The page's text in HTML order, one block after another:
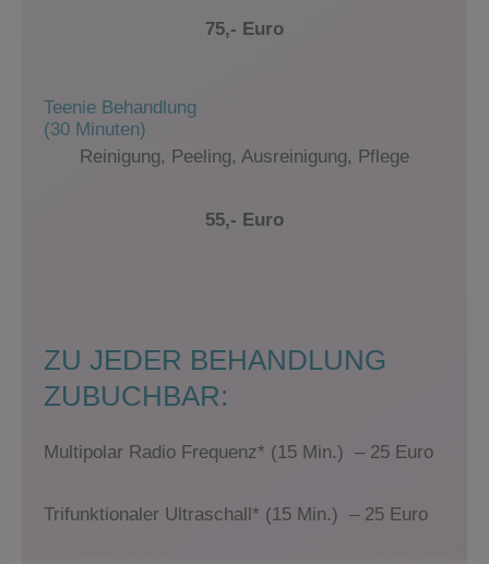
75,- Euro
Teenie Behandlung
(30 Minuten)
Reinigung, Peeling, Ausreinigung, Pflege
55,- Euro
ZU JEDER BEHANDLUNG
ZUBUCHBAR:
Multipolar Radio Frequenz* (15 Min.) – 25 Euro
Trifunktionaler Ultraschall* (15 Min.) – 25 Euro